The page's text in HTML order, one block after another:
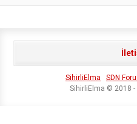
SihirliElma SDN
SihirliElma © 2018 -